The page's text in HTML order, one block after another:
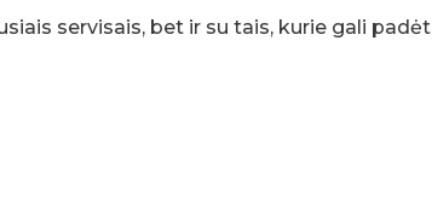
servisais, bet ir su tais, kurie gali